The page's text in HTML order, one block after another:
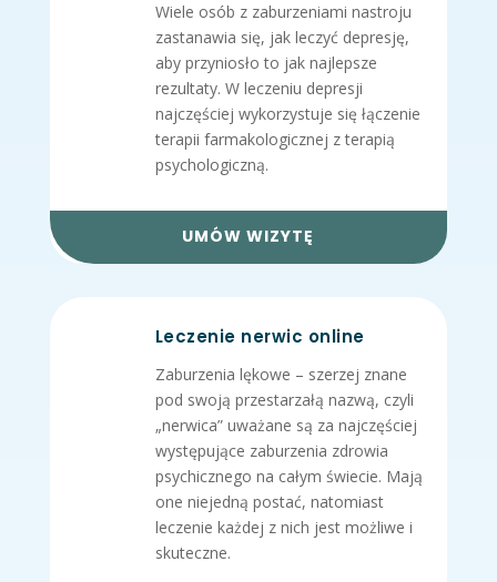
Wiele osób z zaburzeniami nastroju
zastanawia się, jak leczyć depresję,
aby przyniosło to jak najlepsze
rezultaty. W leczeniu depresji
najczęściej wykorzystuje się łączenie
terapii farmakologicznej z terapią
psychologiczną.
UMÓW WIZYTĘ
Leczenie nerwic online
Zaburzenia lękowe – szerzej znane
pod swoją przestarzałą nazwą, czyli
„nerwica” uważane są za najczęściej
występujące zaburzenia zdrowia
psychicznego na całym świecie. Mają
one niejedną postać, natomiast
leczenie każdej z nich jest możliwe i
skuteczne.